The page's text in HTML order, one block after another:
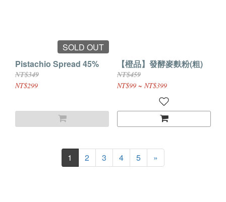
SOLD OUT
Pistachio Spread 45%
NT$349
NT$299
【橙品】發酵麥麩粉(粗)
NT$459
NT$99 ~ NT$399
1 2 3 4 5 »